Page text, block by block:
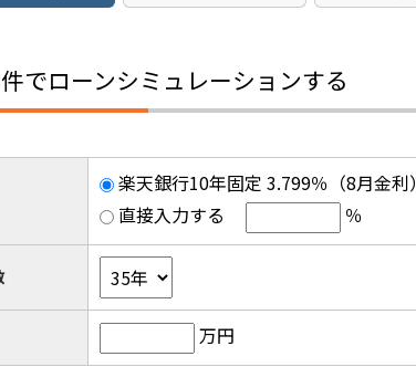
でローンシミュレーションする
楽天銀行10年固定 3.799％（8月金利）
直接入力する
％
万円